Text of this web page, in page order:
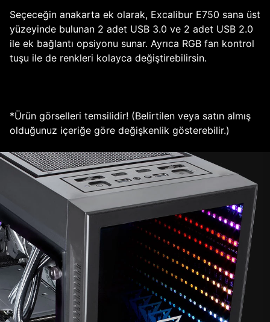
Seçeceğin anakarta ek olarak, Excalibur E750 sana üst
yüzeyinde bulunan 2 adet USB 3.0 ve 2 adet USB 2.0
ile ek bağlantı opsiyonu sunar. Ayrıca RGB fan kontrol
tuşu ile de renkleri kolayca değiştirebilirsin.
*Ürün görselleri temsilidir! (Belirtilen veya satın almış
olduğunuz içeriğe göre değişkenlik gösterebilir.)